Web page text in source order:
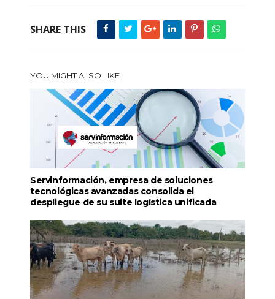
SHARE THIS
YOU MIGHT ALSO LIKE
Servinformación, empresa de soluciones
tecnológicas avanzadas consolida el
despliegue de su suite logística unificada